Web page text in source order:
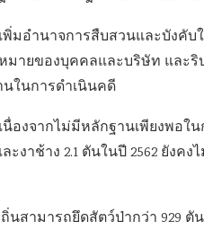
มอำนาจการสืบสวนและบังคับ
ายของบุคคลและบริษัท และริ
ในการดำเนินคดี
งจากไม่มีหลักฐานเพียงพอใน
าช้าง 2.1 ตันในปี 2562 ยังค
นสามารถยึดสัตว์ป่ากว่า 929